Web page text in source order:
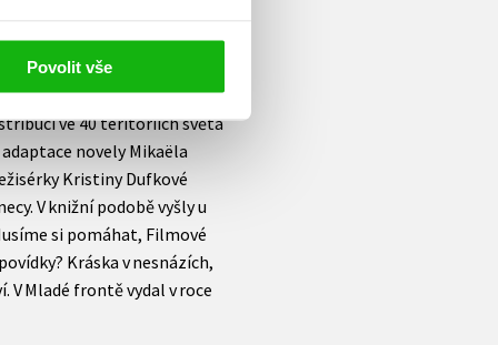
Povolit vše
růže získal dvě ocenění na
v Karlových Varech a film
výkon, dostal se do
ve 40 teritoriích světa
novely Mikaëla
Kristiny Dufkové
V knižní podobě vyšly u
si pomáhat, Filmové
Kráska v nesnázích,
V Mladé frontě vydal v roce